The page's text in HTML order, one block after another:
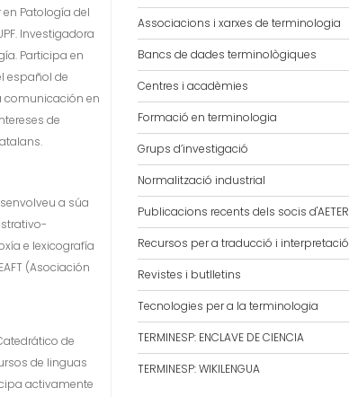
Patología del
Investigadora
Participa en
español de
comunicación en
de
a súa
e lexicografía
(Asociación
de
de linguas
activamente
Associacions i xarxes de terminologia
Bancs de dades terminològiques
Centres i acadèmies
Formació en terminologia
Grups d’investigació
Normalització industrial
Publicacions recents dels socis d'AETER
Recursos per a traducció i interpretació
Revistes i butlletins
Tecnologies per a la terminologia
TERMINESP: ENCLAVE DE CIENCIA
TERMINESP: WIKILENGUA